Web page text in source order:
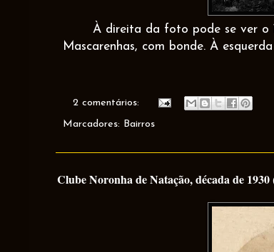
À direita da foto pode se ver o
Mascarenhas, com bonde. À
2 comentários:
Marcadores: Bairros
Clube Noronha de Natação, década de